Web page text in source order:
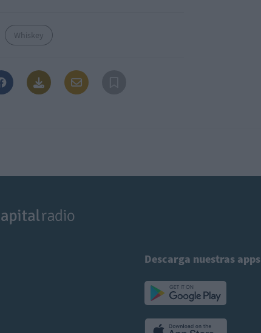
Whiskey
Descarga nuestras apps